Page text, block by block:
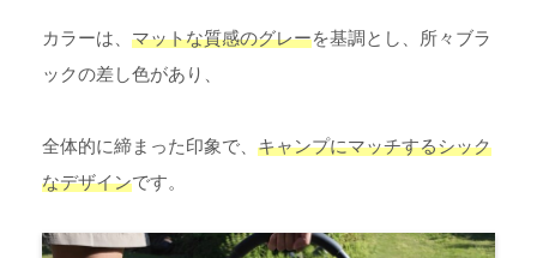
カラーは、 マットな質感のグレーを基調とし、所々ブラ
ックの差し色があり、
全体的に締まった印象で、 キャンプにマッチするシック
なデザインです。